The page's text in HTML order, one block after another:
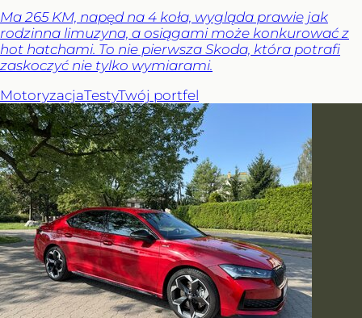
Ma 265 KM, napęd na 4 koła, wygląda prawie jak
rodzinna limuzyna, a osiągami może konkurować z
hot hatchami. To nie pierwsza Skoda, która potrafi
zaskoczyć nie tylko wymiarami.
MotoryzacjaTestyTwój portfel